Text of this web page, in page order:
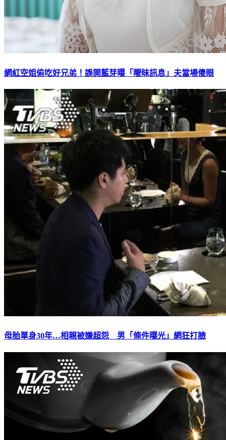
網紅空姐偷吃好兄弟！誤開藍芽曝「曖昧訊息」夫當場傻眼
母胎單身30年…相親被嫌超怨 男「條件曝光」網狂打臉